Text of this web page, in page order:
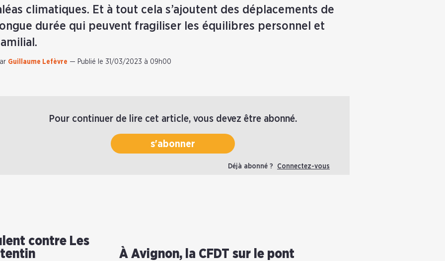
climatiques. Et à tout cela s’ajoutent des déplacements de
durée qui peuvent fragiliser les équilibres personnel et
Guillaume Lefèvre — Publié le 31/03/2023 à 09h00
Pour continuer de lire cet article, vous devez être abonné.
s'abonner
Déjà abonné ? Connectez-vous
contre Les
À Avignon, la CFDT sur le pont